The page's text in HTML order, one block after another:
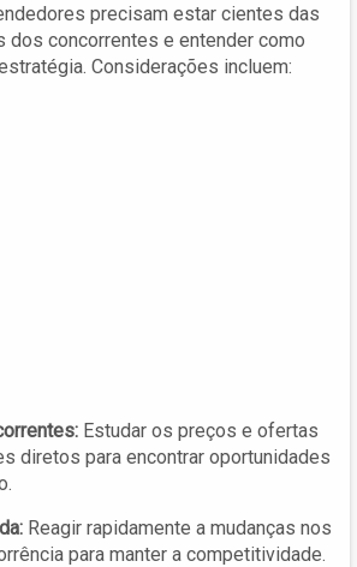
precisam estar cientes das
dos concorrentes e entender como
Considerações incluem:
Estudar os preços e ofertas
diretos para encontrar oportunidades
Reagir rapidamente a mudanças nos
para manter a competitividade.